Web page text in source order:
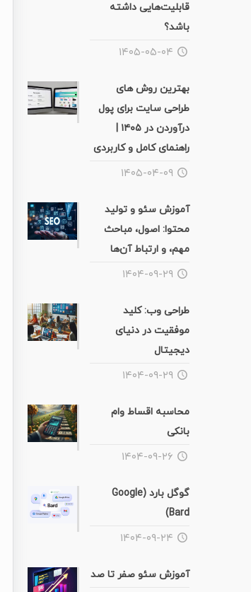
قابلیت‌هایی داشته
باشد؟
۱۴۰۵-۰۵-۰۴
بهترین روش های
طراحی سایت برای پول
درآوردن در ۱۴۰۵ |
راهنمای کامل و کاربردی
۱۴۰۵-۰۴-۰۹
آموزش سئو و تولید
محتوا: اصول، مباحث
مهم، و ارتباط آن‌ها
۱۴۰۴-۰۹-۲۹
طراحی وب: کلید
موفقیت در دنیای
دیجیتال
۱۴۰۴-۰۹-۲۹
محاسبه اقساط وام
بانکی
۱۴۰۴-۰۹-۲۶
گوگل بارد (Google
Bard)
۱۴۰۴-۰۹-۲۴
آموزش سئو صفر تا صد